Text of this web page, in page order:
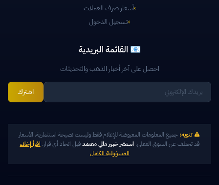
›أسعار صرف العملات
›تسجيل الدخول
📧 القائمة البريدية
احصل على آخر أخبار الذهب والتحديثات
اشترك
تنويه: جميع المعلومات المعروضة للإعلام فقط وليست نصيحة استثمارية. الأسعار
قد تختلف عن السوق الفعلي.استشر خبير مالي معتمدقبل اتخاذ أي قرار. اقرأ إخلاء
المسؤولية الكامل